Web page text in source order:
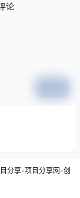
论
分享-项目分享网-创